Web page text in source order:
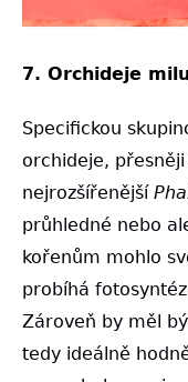
7. Orchideje
Specifickou
orchideje, přesněji
nejrozšířenější
průhledné nebo
kořenům mohlo
probíhá
Zároveň by měl
tedy ideálně